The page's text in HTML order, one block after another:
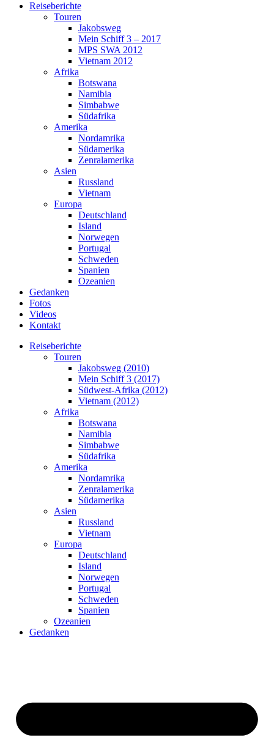
Reiseberichte
Touren
Jakobsweg
Mein Schiff 3 – 2017
MPS SWA 2012
Vietnam 2012
Afrika
Botswana
Namibia
Simbabwe
Südafrika
Amerika
Nordamrika
Südamerika
Zenralamerika
Asien
Russland
Vietnam
Europa
Deutschland
Island
Norwegen
Portugal
Schweden
Spanien
Ozeanien
Gedanken
Fotos
Videos
Kontakt
Reiseberichte
Touren
Jakobsweg (2010)
Mein Schiff 3 (2017)
Südwest-Afrika (2012)
Vietnam (2012)
Afrika
Botswana
Namibia
Simbabwe
Südafrika
Amerika
Nordamrika
Zenralamerika
Südamerika
Asien
Russland
Vietnam
Europa
Deutschland
Island
Norwegen
Portugal
Schweden
Spanien
Ozeanien
Gedanken